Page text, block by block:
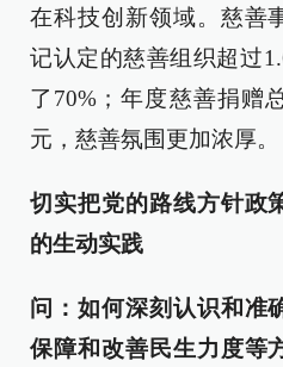
在科技创新领域。慈善
记认定的慈善组织超过
了70%；年度慈善捐赠
元，慈善氛围更加浓厚。
切实把党的路线方针政
的生动实践
问：如何深刻认识和准
保障和改善民生力度等